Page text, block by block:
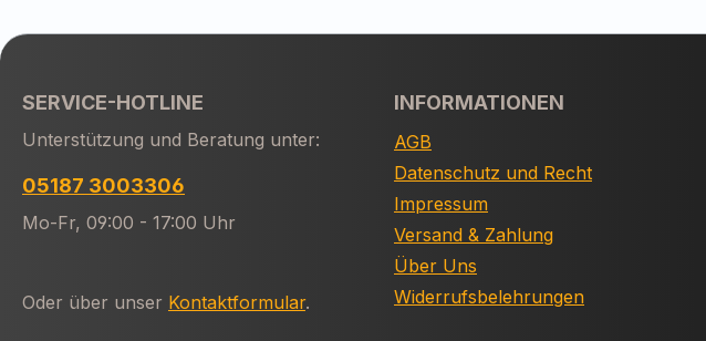
SERVICE-HOTLINE
Unterstützung und Beratung unter:
05187 3003306
Mo-Fr, 09:00 - 17:00 Uhr
Oder über unser Kontaktformular.
INFORMATIONEN
AGB
Datenschutz und Recht
Impressum
Versand & Zahlung
Über Uns
Widerrufsbelehrungen